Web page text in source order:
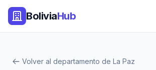
BoliviaHub
Volver al departamento de La Paz